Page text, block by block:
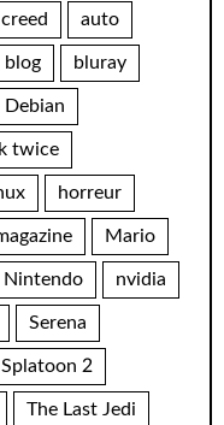
auto
blog bluray
Debian
twice
horreur
Mario
Nintendo nvidia
Serena
Splatoon 2
The Last Jedi